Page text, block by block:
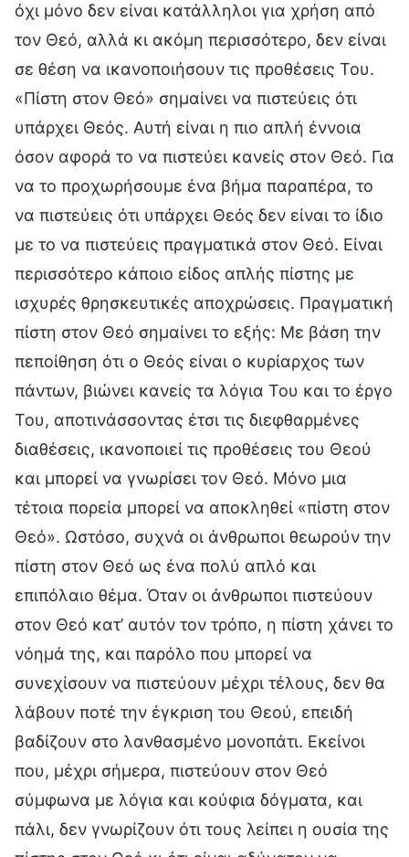
όχι μόνο δεν είναι κατάλληλοι για χρήση από
τον Θεό, αλλά κι ακόμη περισσότερο, δεν είναι
σε θέση να ικανοποιήσουν τις προθέσεις Του.
«Πίστη στον Θεό» σημαίνει να πιστεύεις ότι
υπάρχει Θεός. Αυτή είναι η πιο απλή έννοια
όσον αφορά το να πιστεύει κανείς στον Θεό. Για
να το προχωρήσουμε ένα βήμα παραπέρα, το
να πιστεύεις ότι υπάρχει Θεός δεν είναι το ίδιο
με το να πιστεύεις πραγματικά στον Θεό. Είναι
περισσότερο κάποιο είδος απλής πίστης με
ισχυρές θρησκευτικές αποχρώσεις. Πραγματική
πίστη στον Θεό σημαίνει το εξής: Με βάση την
πεποίθηση ότι ο Θεός είναι ο κυρίαρχος των
πάντων, βιώνει κανείς τα λόγια Του και το έργο
Του, αποτινάσσοντας έτσι τις διεφθαρμένες
διαθέσεις, ικανοποιεί τις προθέσεις του Θεού
και μπορεί να γνωρίσει τον Θεό. Μόνο μια
τέτοια πορεία μπορεί να αποκληθεί «πίστη στον
Θεό». Ωστόσο, συχνά οι άνθρωποι θεωρούν την
πίστη στον Θεό ως ένα πολύ απλό και
επιπόλαιο θέμα. Όταν οι άνθρωποι πιστεύουν
στον Θεό κατ’ αυτόν τον τρόπο, η πίστη χάνει το
νόημά της, και παρόλο που μπορεί να
συνεχίσουν να πιστεύουν μέχρι τέλους, δεν θα
λάβουν ποτέ την έγκριση του Θεού, επειδή
βαδίζουν στο λανθασμένο μονοπάτι. Εκείνοι
που, μέχρι σήμερα, πιστεύουν στον Θεό
σύμφωνα με λόγια και κούφια δόγματα, και
πάλι, δεν γνωρίζουν ότι τους λείπει η ουσία της